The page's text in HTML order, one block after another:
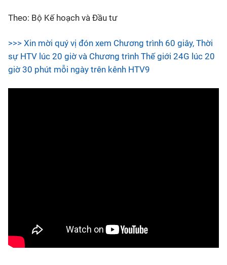
Theo: Bộ Kế hoạch và Đầu tư
>>> Xin mời quý vị đón xem Chương trình 60 giây, Thời
sự HTV lúc 20 giờ và Chương trình Thế giới 24G lúc 20
giờ 30 phút mỗi ngày trên kênh HTV9